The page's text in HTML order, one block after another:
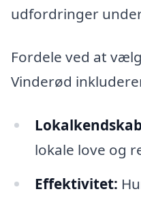
udfordringer
Fordele ved at
Vinderød
lokale love og
Effektivitet: